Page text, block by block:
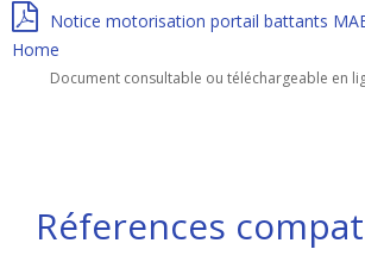
Notice motorisation portail battants
Home
Document consultable ou téléchargeable en
Réferences